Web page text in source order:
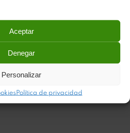
Aceptar
Denegar
Personalizar
Política de privacidad
ofrecer productos
calidad, invirtiendo con decisión
Utilizamos materiales de primera